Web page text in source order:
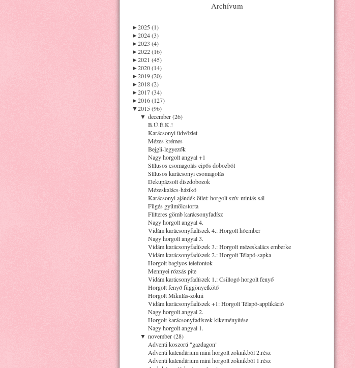
Archívum
►2025 (1)
►2024 (3)
►2023 (4)
►2022 (16)
►2021 (45)
►2020 (14)
►2019 (20)
►2018 (2)
►2017 (34)
►2016 (127)
▼2015 (96)
▼ december (26)
B.Ú.É.K.!
Karácsonyi üdvözlet
Mézes krémes
Bejgli-legyezők
Nagy horgolt angyal +1
Stílusos csomagolás cipős dobozból
Stílusos karácsonyi csomagolás
Dekupázsolt díszdobozok
Mézeskalács-házikó
Karácsonyi ajándék ötlet: horgolt szív-mintás sál
Fügés gyümölcstorta
Flitteres gömb karácsonyfadísz
Nagy horgolt angyal 4.
Vidám karácsonyfadíszek 4.: Horgolt hóember
Nagy horgolt angyal 3.
Vidám karácsonyfadíszek 3.: Horgolt mézeskalács emberke
Vidám karácsonyfadíszek 2.: Horgolt Télapó-sapka
Horgolt baglyos telefontok
Mennyei rózsás pite
Vidám karácsonyfadíszek 1.: Csillogó horgolt fenyő
Horgolt fenyő függönyelkötő
Horgolt Mikulás-zokni
Vidám karácsonyfadíszek +1: Horgolt Télapó-applikáció
Nagy horgolt angyal 2.
Horgolt karácsonyfadíszek kikeményítése
Nagy horgolt angyal 1.
▼ november (28)
Adventi koszorú "gazdagon"
Adventi kalendárium mini horgolt zoknikból 2.rész
Adventi kalendárium mini horgolt zoknikból 1.rész